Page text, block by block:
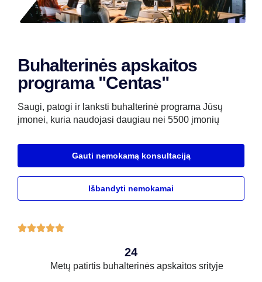
Išbandyti nemokamai
Gauti nemokamą konsultaciją
Saugi, patogi ir lanksti buhalterinė programa Jūsų
įmonei, kuria naudojasi daugiau nei 5500 įmonių
Buhalterinės apskaitos
programa "Centas"

24
Metų patirtis buhalterinės apskaitos srityje